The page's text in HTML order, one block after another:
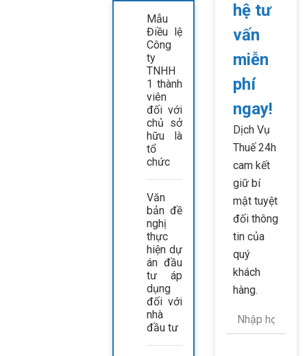
Mẫu
Điều lệ
Công
ty
TNHH
1 thành
viên
đối với
chủ sở
hữu là
tổ
chức
Văn
bản đề
nghị
thực
hiện dự
án đầu
tư áp
dụng
đối với
nhà
đầu tư
hệ tư
vấn
miễn
phí
ngay!
Dịch Vụ
Thuế 24h
cam kết
giữ bí
mật tuyệt
đối thông
tin của
quý
khách
hàng.